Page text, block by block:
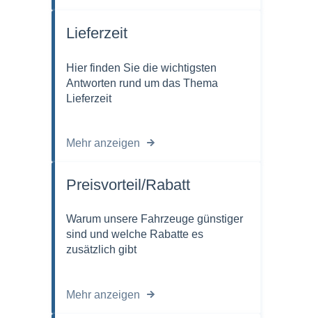
Lieferzeit
Hier finden Sie die wichtigsten
Antworten rund um das Thema
Lieferzeit
Mehr anzeigen
Preisvorteil/Rabatt
Warum unsere Fahrzeuge günstiger
sind und welche Rabatte es
zusätzlich gibt
Mehr anzeigen